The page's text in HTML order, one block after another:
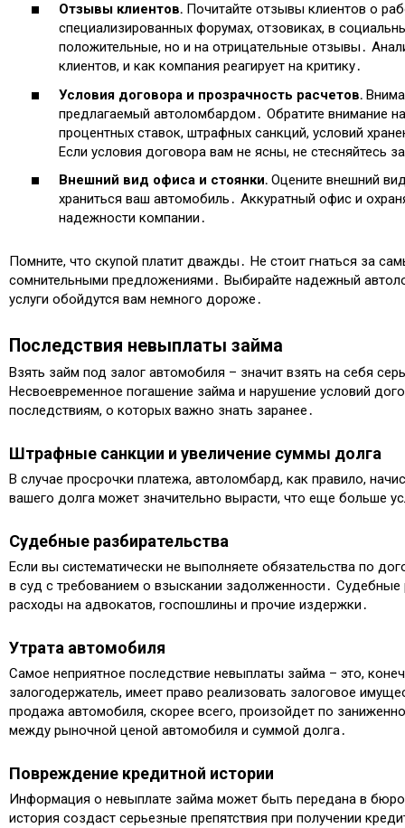
Отзывы клиентов․ Почитайте отзывы клиентов о
специализированных форумах, отзовиках, в
положительные, но и на отрицательные отзывы․
клиентов, и как компания реагирует на критику․
Условия договора и прозрачность расчетов․
предлагаемый автоломбардом․ Обратите внимание
процентных ставок, штрафных санкций, условий
Если условия договора вам не ясны, не стесняйтесь
Внешний вид офиса и стоянки․ Оцените внешний
храниться ваш автомобиль․ Аккуратный офис и
надежности компании․
Помните, что скупой платит дважды․ Не стоит гнаться за
сомнительными предложениями․ Выбирайте надежный
услуги обойдутся вам немного дороже․
Последствия невыплаты займа
Взять займ под залог автомобиля – значит взять на себя
Несвоевременное погашение займа и нарушение условий
последствиям, о которых важно знать заранее․
Штрафные санкции и увеличение суммы долга
В случае просрочки платежа, автоломбард, как правило,
вашего долга может значительно вырасти, что еще больше
Судебные разбирательства
Если вы систематически не выполняете обязательства по
в суд с требованием о взыскании задолженности․ Судебные
расходы на адвокатов, госпошлины и прочие издержки․
Утрата автомобиля
Самое неприятное последствие невыплаты займа – это,
залогодержатель, имеет право реализовать залоговое
продажа автомобиля, скорее всего, произойдет по
между рыночной ценой автомобиля и суммой долга․
Повреждение кредитной истории
Информация о невыплате займа может быть передана в
история создаст серьезные препятствия при получении